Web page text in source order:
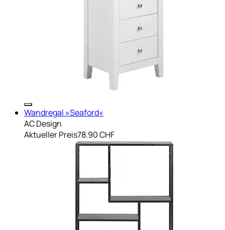
Wandregal »Seaford«
AC Design
Aktueller Preis78.90 CHF